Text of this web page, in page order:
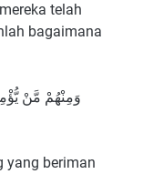
telah
bagaimana
وَمِنْهُمْ مَّنْ
yang beriman